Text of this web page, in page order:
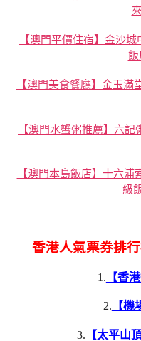
【澳門平價住宿】金沙
飯
【澳門美食餐廳】金玉
【澳門水蟹粥推薦】六
【澳門本島飯店】十六浦
級
香港人氣票券排
1. 【香
2. 【機
3. 【太平山